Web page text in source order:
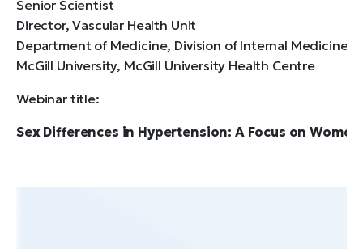
Senior Scientist
Director, Vascular Health Unit
Department of Medicine, Division of Internal Medicine
McGill University, McGill University Health Centre
Webinar title:
Sex Differences in Hypertension: A Focus on